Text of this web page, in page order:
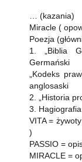
… (kazania)
Miracle (
Poezja
1. „Biblia
Germański
„Kodeks
anglosaski
2. „Historia
3.
VITA = żywoty
)
PASSIO =
MIRACLE =